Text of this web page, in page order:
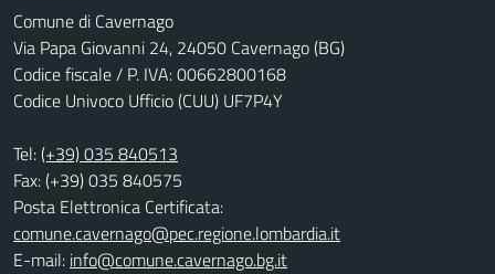
Comune di Cavernago
Via Papa Giovanni 24, 24050 Cavernago (BG)
Codice fiscale / P. IVA: 00662800168
Codice Univoco Ufficio (CUU) UF7P4Y
Tel:(+39) 035 840513
Fax: (+39) 035 840575
Posta Elettronica Certificata:
comune.cavernago@pec.regione.lombardia.it
E-mail: info@comune.cavernago.bg.it